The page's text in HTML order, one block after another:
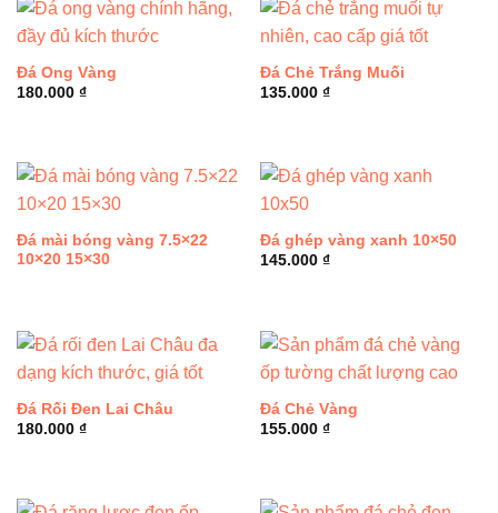
Đá Ong Vàng
180.000 ₫
Đá Chẻ Trắng Muối
135.000 ₫
Đá mài bóng vàng 7.5×22
10×20 15×30
Đá ghép vàng xanh 10×50
145.000 ₫
Đá Rối Đen Lai Châu
180.000 ₫
Đá Chẻ Vàng
155.000 ₫